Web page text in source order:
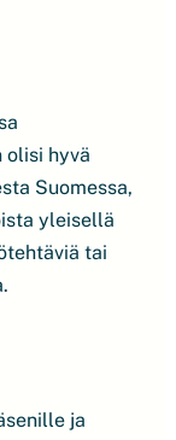
hyvä
Suomessa,
yleisellä
tai
ja